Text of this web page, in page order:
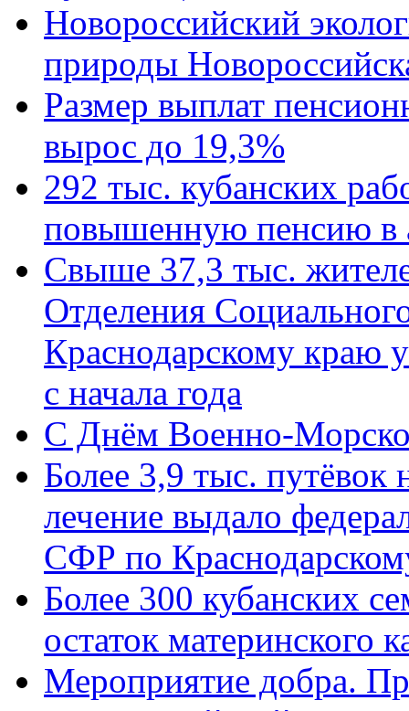
Новороссийский
природы
Размер выплат
вырос до 19,3%
292 тыс. кубанских
повышенную пенсию в
Свыше 37,3 тыс.
Отделения
Краснодарскому краю
с начала года
C Днём Военно-
Более 3,9 тыс. путёвок
лечение выдало
СФР по
Более 300 кубанских
остаток материнского
Мероприятие добра.